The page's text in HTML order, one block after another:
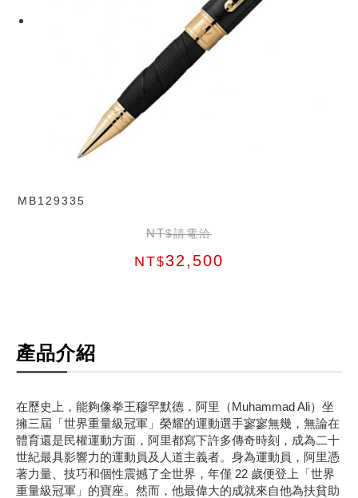
MB129335
NT$請電洽
NT$32,500
產品介紹
在歷史上，能夠像拳王穆罕默德．阿里（Muhammad Ali）坐
擁三屆「世界重量級冠軍」榮耀的運動選手寥寥無幾，無論在
體育還是民權運動方面，阿里都寫下許多傳奇時刻，成為二十
世紀最具影響力的運動員及人道主義者。身為運動員，阿里憑
著力量、技巧和個性震撼了全世界，年僅 22 歲便登上「世界
重量級冠軍」的寶座。然而，他最偉大的成就來自他為扶貧助